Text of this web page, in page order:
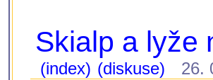
Skialp a lyže
(index) (diskuse) 26.